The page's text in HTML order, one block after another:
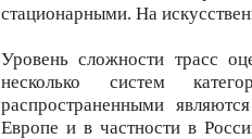
стационарными. На
Уровень сложности трасс
несколько систем
распространенными
Европе и в частности в